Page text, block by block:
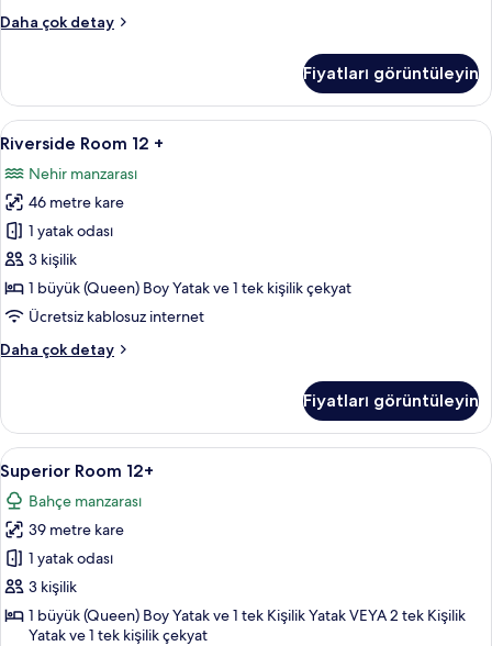
görün
Daha çok detay
Lagoon
Private
Pool.
hakkında
fazla
detay
Fiyatları görüntüleyin
Riverside
Room
12
+
için
tüm
fotoğrafları
görün
Ücretsiz minibar, odada kasa, masa,
6
Riverside Room 12 +
Nehir manzarası
46 metre kare
1 yatak odası
3 kişilik
1 büyük (Queen) Boy Yatak ve 1 tek kişilik çekyat
Ücretsiz kablosuz internet
Daha çok detay
Riverside
hakkında
daha
fazla
detay
Fiyatları görüntüleyin
Superior
Room
12+
için
tüm
fotoğrafları
görün
Ücretsiz minibar, odada kasa, masa,
5
Superior Room 12+
Bahçe manzarası
39 metre kare
1 yatak odası
3 kişilik
1 büyük (Queen) Boy Yatak ve 1 tek Kişilik Yatak VEYA 2 tek Kişilik
Yatak ve 1 tek kişilik çekyat